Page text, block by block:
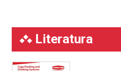
Literatura